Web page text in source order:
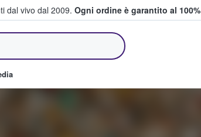
dal vivo dal 2009. Ogni ordine è garantito al 100%
e vendono biglietti